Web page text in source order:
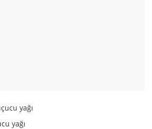
yağı
yağı